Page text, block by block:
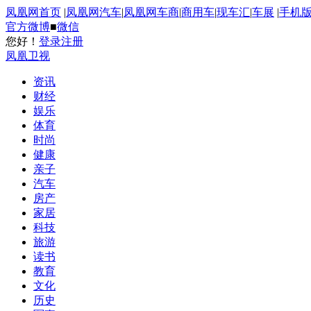
凤凰网首页 |凤凰网汽车|凤凰网车商|商用车|现车汇|车展 |手机版
官方微博■微信
您好！ 登录注册
凤凰卫视
资讯
财经
娱乐
体育
时尚
健康
亲子
汽车
房产
家居
科技
旅游
读书
教育
文化
历史